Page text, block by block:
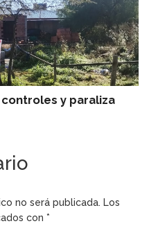
y paraliza
no será publicada. Los
con *